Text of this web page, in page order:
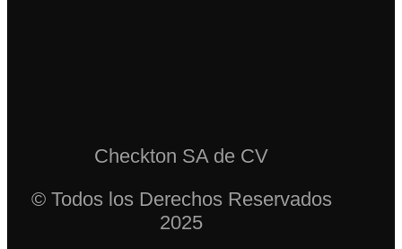
Checkton SA de CV
© Todos los Derechos Reservados
2025